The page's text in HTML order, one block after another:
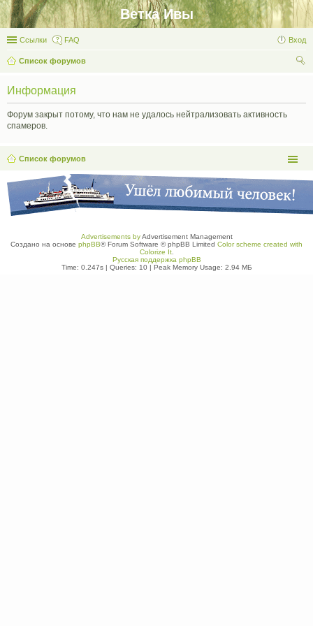
Ветка Ивы
Ссылки FAQ Вход
Список форумов
Информация
Форум закрыт потому, что нам не удалось нейтрализовать активность
спамеров.
Список форумов
Advertisements byAdvertisement Management
Создано на основе phpBB® Forum Software © phpBB Limited Color scheme created with
Colorize It.
Русская поддержка phpBB
Time: 0.247s| Queries: 10| Peak Memory Usage: 2.94 МБ